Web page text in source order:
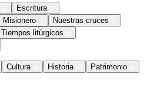
Escritura
Misionero
Nuestras cruces
Tiempos litúrgicos
Cultura Historia
Patrimonio